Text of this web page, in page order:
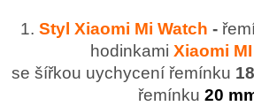
1. Styl Xiaomi Mi Watch -
hodinkami Xiaomi
se šířkou uychycení řemínku
řemínku 20